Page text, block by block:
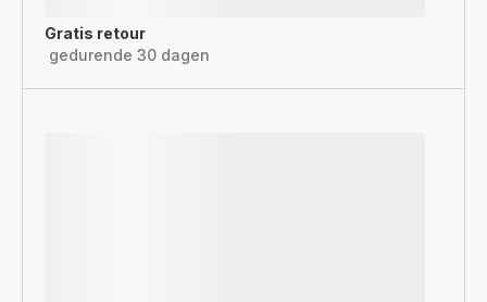
Gratis retour
gedurende 30 dagen